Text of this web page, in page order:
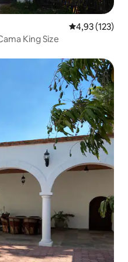
Classificação
4,93 (123)
King Size